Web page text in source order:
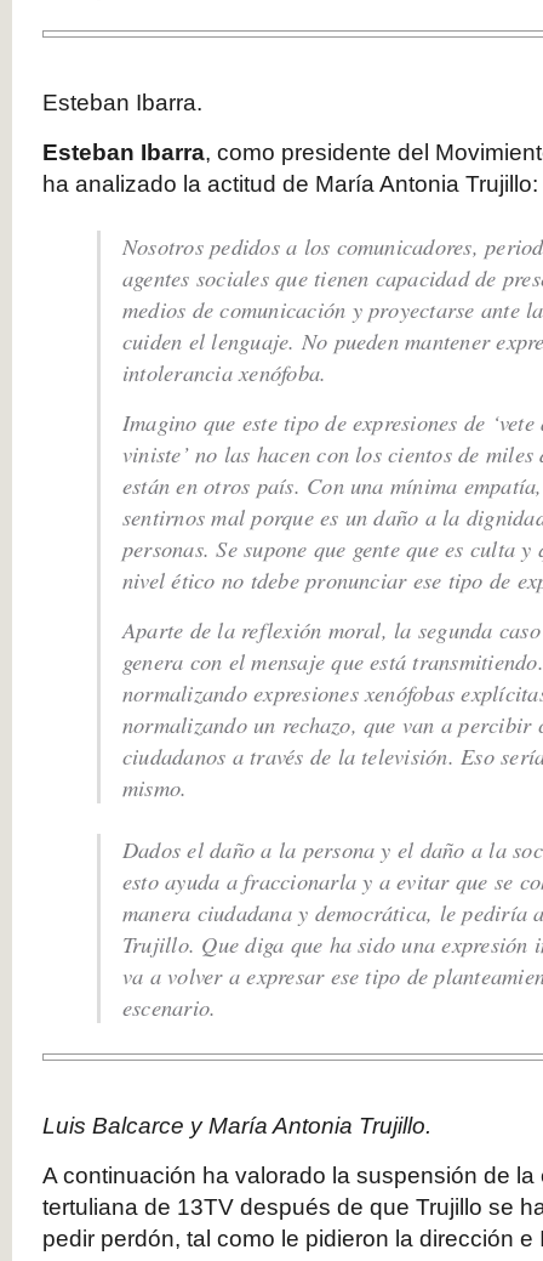
Esteban Ibarra.
Esteban Ibarra, como presidente del
ha analizado la actitud de María Antonia Trujillo:
Nosotros pedidos a los comunicadores,
agentes sociales que tienen capacidad de
medios de comunicación y proyectarse ante
cuiden el lenguaje. No pueden mantener
intolerancia xenófoba.
Imagino que este tipo de expresiones de
viniste’ no las hacen con los cientos de miles
están en otros país. Con una mínima
sentirnos mal porque es un daño a la
personas. Se supone que gente que es culta
nivel ético no tdebe pronunciar ese tipo de
Aparte de la reflexión moral, la segunda
genera con el mensaje que está
normalizando expresiones xenófobas
normalizando un rechazo, que van a percibir
ciudadanos a través de la televisión. Eso
mismo.
Dados el daño a la persona y el daño a la
esto ayuda a fraccionarla y a evitar que se
manera ciudadana y democrática, le pediría
Trujillo. Que diga que ha sido una expresión
va a volver a expresar ese tipo de
escenario.
Luis Balcarce y María Antonia Trujillo.
A continuación ha valorado la suspensión de la
tertuliana de 13TV después de que Trujillo se
pedir perdón, tal como le pidieron la dirección e